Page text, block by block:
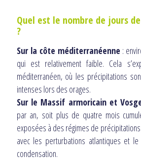
Quel est le nombre de jours
?
Sur la côte méditerranéenne :
qui est relativement faible. Cela
méditerranéen, où les précipitations
intenses lors des orages.
Sur le Massif armoricain et
par an, soit plus de quatre mois
exposées à des régimes de
avec les perturbations atlantiques et
condensation.